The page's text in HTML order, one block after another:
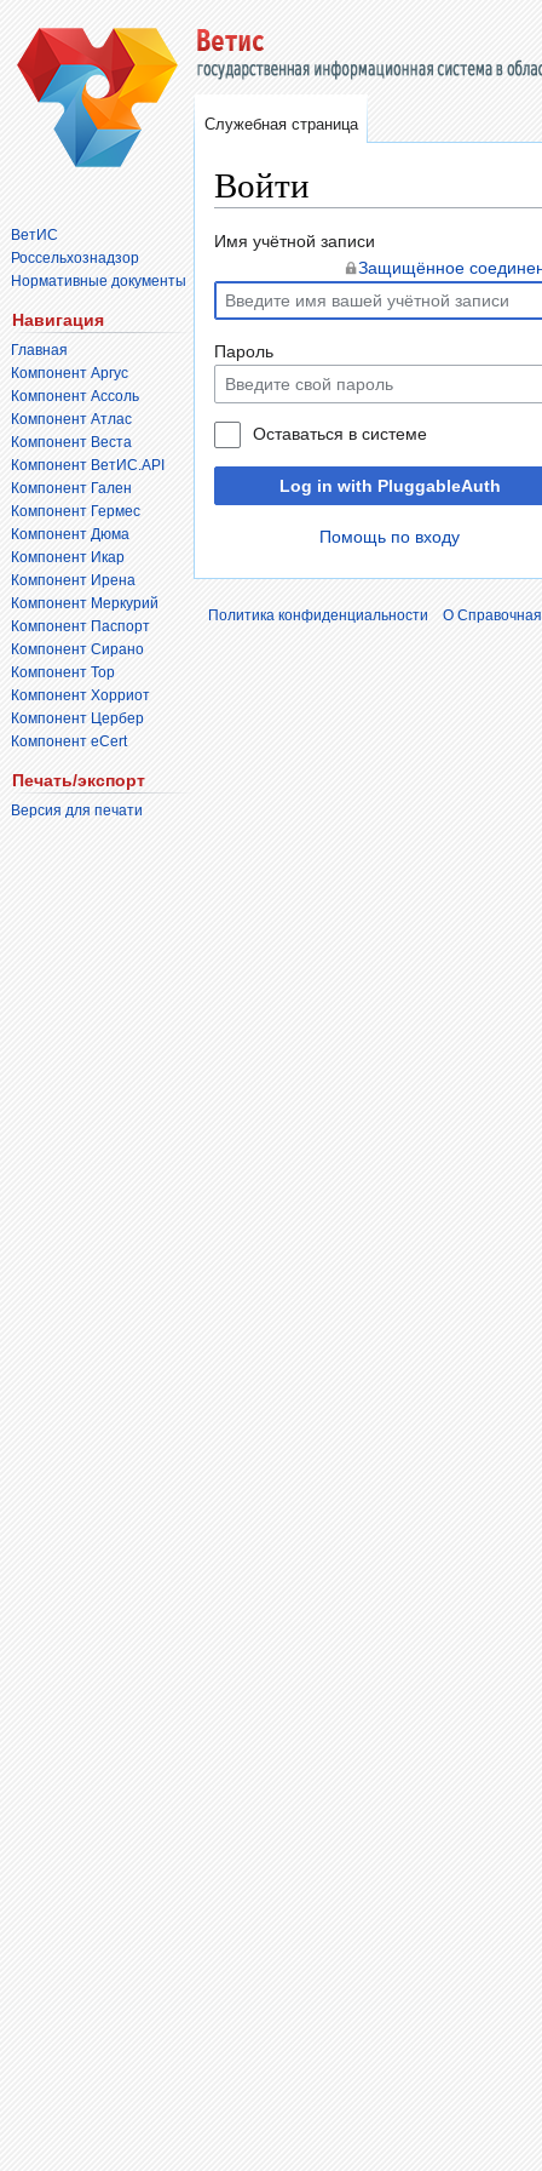
Войти
Перейти
навигации
Перейти
поиску
Имя учётной записи
Защищённое
Пароль
Оставаться в системе
Log in with PluggableAuth
Помощь по входу
Служебная страница
ВетИС
Россельхознадзор
Нормативные документы
Навигация
Главная
Компонент Аргус
Компонент Ассоль
Компонент Атлас
Компонент Веста
Компонент ВетИС.API
Компонент Гален
Компонент Гермес
Компонент Дюма
Компонент Икар
Компонент Ирена
Компонент Меркурий
Компонент Паспорт
Компонент Сирано
Компонент Тор
Компонент Хорриот
Компонент Цербер
Компонент eCert
Печать/экспорт
Версия для печати
Политика конфиденциальности О Справочная